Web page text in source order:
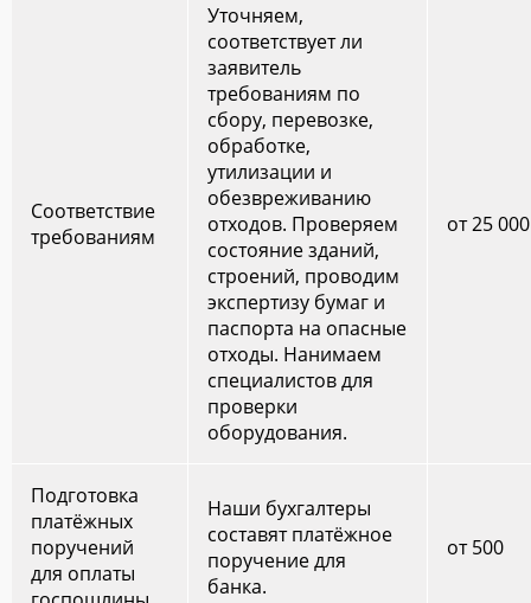
Соответствие
требованиям
Уточняем,
соответствует ли
заявитель
требованиям по
сбору, перевозке,
обработке,
утилизации и
обезвреживанию
отходов. Проверяем
состояние зданий,
строений, проводим
экспертизу бумаг и
паспорта на опасные
отходы. Нанимаем
специалистов для
проверки
оборудования.
от 25 000
Подготовка
платёжных
поручений
для оплаты
Наши бухгалтеры
составят платёжное
поручение для
банка.
от 500